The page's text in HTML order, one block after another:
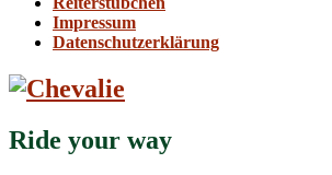
Impressum
Datenschutzerklärung
Ride your way